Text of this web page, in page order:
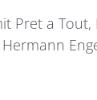
Pret a